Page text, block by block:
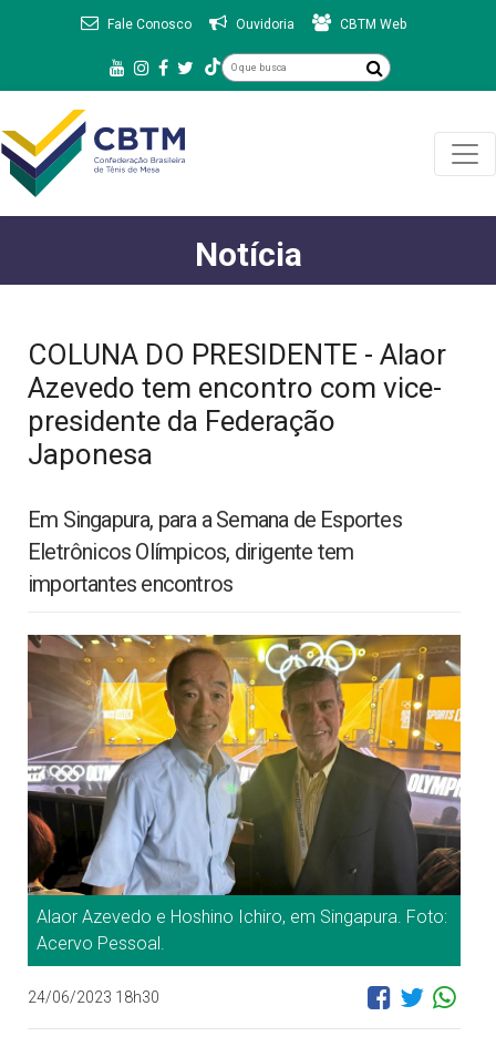
Fale Conosco Ouvidoria CBTM Web
Notícia
COLUNA DO PRESIDENTE - Alaor
Azevedo tem encontro com vice-
presidente da Federação
Japonesa
Em Singapura, para a Semana de Esportes
Eletrônicos Olímpicos, dirigente tem
importantes encontros
Alaor Azevedo e Hoshino Ichiro, em Singapura. Foto:
Acervo Pessoal.
24/06/2023 18h30